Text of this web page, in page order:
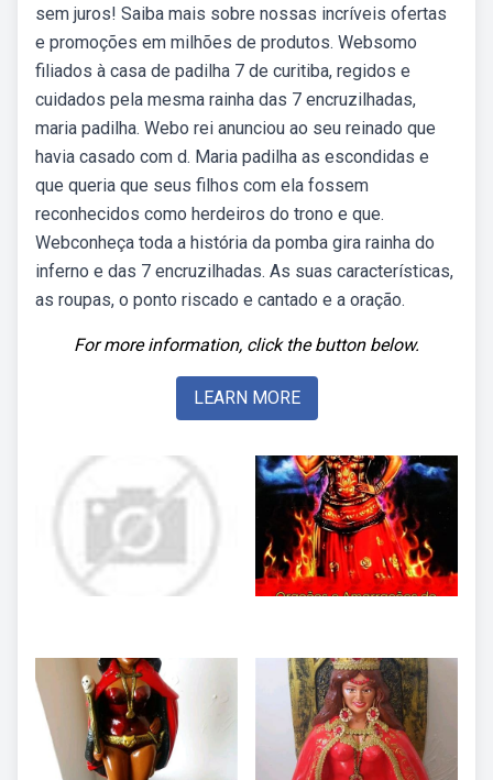
sem juros! Saiba mais sobre nossas incríveis ofertas
e promoções em milhões de produtos. Websomo
filiados à casa de padilha 7 de curitiba, regidos e
cuidados pela mesma rainha das 7 encruzilhadas,
maria padilha. Webo rei anunciou ao seu reinado que
havia casado com d. Maria padilha as escondidas e
que queria que seus filhos com ela fossem
reconhecidos como herdeiros do trono e que.
Webconheça toda a história da pomba gira rainha do
inferno e das 7 encruzilhadas. As suas características,
as roupas, o ponto riscado e cantado e a oração.
For more information, click the button below.
LEARN MORE